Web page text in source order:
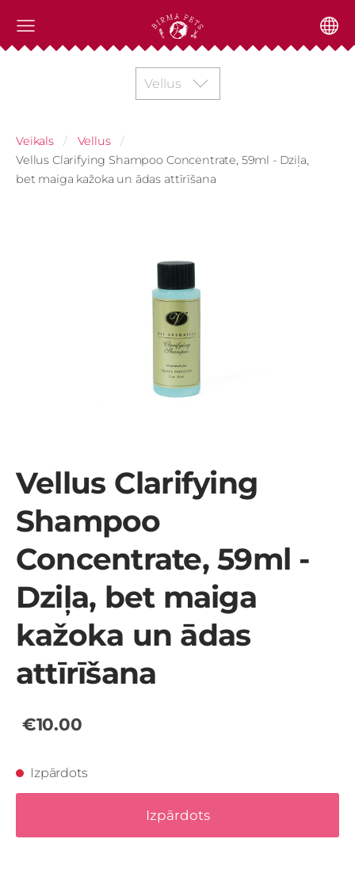
Vellus
Veikals
Vellus
Vellus Clarifying Shampoo Concentrate, 59ml - Dziļa,
bet maiga kažoka un ādas attīrīšana
Vellus Clarifying
Shampoo
Concentrate, 59ml -
Dziļa, bet maiga
kažoka un ādas
attīrīšana
€10.00
Izpārdots
Izpārdots